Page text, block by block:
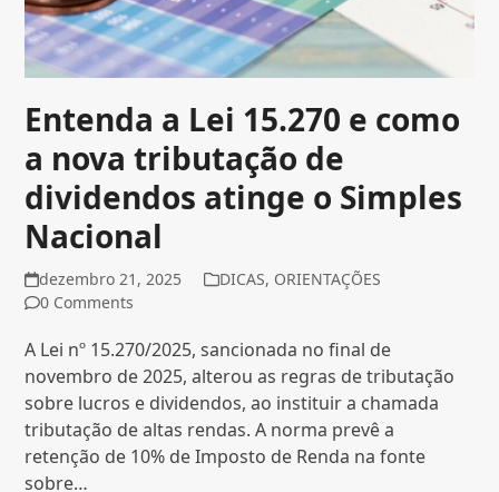
Entenda a Lei 15.270 e como
a nova tributação de
dividendos atinge o Simples
Nacional
dezembro 21, 2025 DICAS, ORIENTAÇÕES
0 Comments
A Lei nº 15.270/2025, sancionada no final de
novembro de 2025, alterou as regras de tributação
sobre lucros e dividendos, ao instituir a chamada
tributação de altas rendas. A norma prevê a
retenção de 10% de Imposto de Renda na fonte
sobre…